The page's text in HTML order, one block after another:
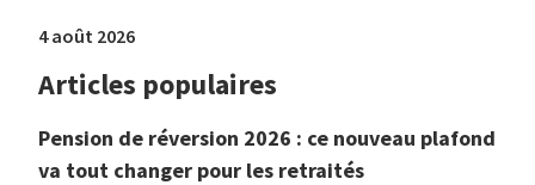
4 août 2026
Articles populaires
Pension de réversion 2026 : ce nouveau plafond
va tout changer pour les retraités